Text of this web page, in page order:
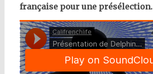
française pour une présélection.